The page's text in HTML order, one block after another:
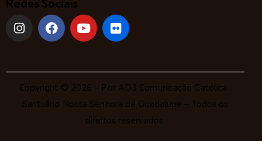
Redes Sociais
Copyright © 2026 – Por AD3 Comunicação Católica .
Santuário Nossa Senhora de Guadalupe – Todos os
direitos reservados.